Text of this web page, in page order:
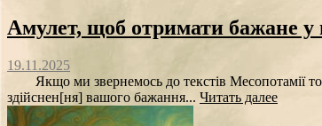
Амулет, щоб отримати бажане у
19.11.2025
Якщо ми звернемось до текстів Месопотамії то
здійснен[ня] вашого бажання... Читать далее